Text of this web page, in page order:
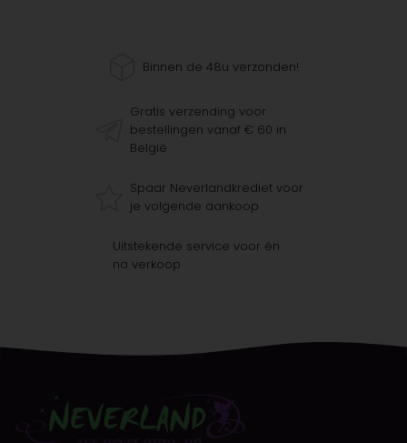
Binnen de 48u verzonden!
Gratis verzending voor
bestellingen vanaf € 60 in
België
Spaar Neverlandkrediet voor
je volgende aankoop
Uitstekende service voor én
na verkoop